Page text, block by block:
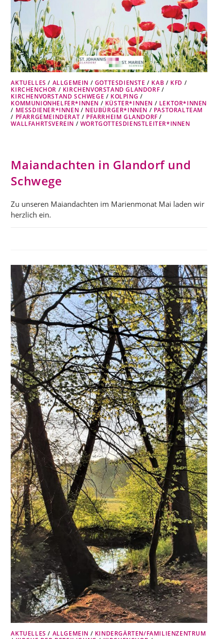
AKTUELLES / ALLGEMEIN / GOTTESDIENSTE / KAB / KFD /
KIRCHENCHOR / KIRCHENVORSTAND GLANDORF /
KIRCHENVORSTAND SCHWEGE / KOLPING /
KOMMUNIONHELFER*INNEN / KÜSTER*INNEN / LEKTOR*INNEN
/ MESSDIENER*INNEN / NEUBÜRGER*INNEN / PASTORALTEAM
/ PFARRGEMEINDERAT / PFARRHEIM GLANDORF /
WALLFAHRTSVEREIN / WORTGOTTESDIENSTLEITER*INNEN
Maiandachten in Glandorf und
Schwege
Zu unseren Maiandachten im Marienmonat Mai laden wir
herzlich ein.
AKTUELLES / ALLGEMEIN / KINDERGÄRTEN/FAMILIENZENTRUM